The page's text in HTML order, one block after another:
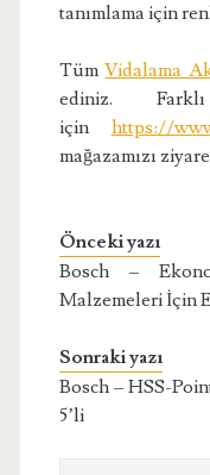
tanımlama için
TümVidalama
ediniz.
için https://
mağazamızı
Önceki yazı
Bosch –
Malzemeleri İçin
Sonraki yazı
Bosch – HSS-
5’li